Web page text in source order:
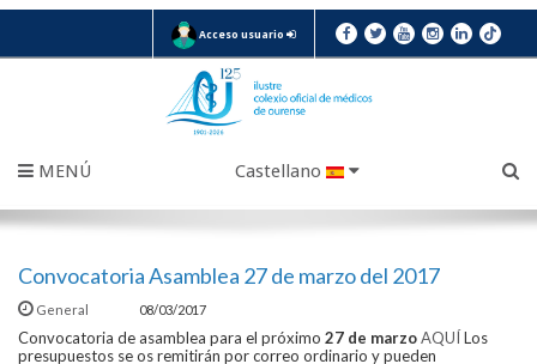
Acceso usuario
MENÚ Castellano
Convocatoria Asamblea 27 de marzo del 2017
General 08/03/2017
Convocatoria de asamblea para el próximo 27 de marzoAQUÍ Los
presupuestos se os remitirán por correo ordinario y pueden